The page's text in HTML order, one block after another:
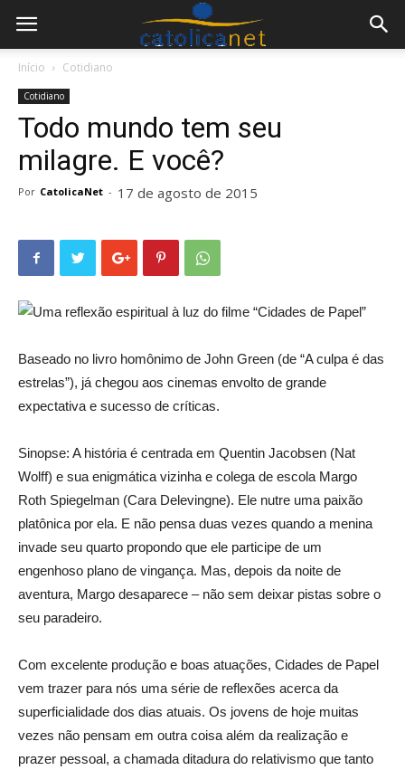
Início Cotidiano
Cotidiano
Todo mundo tem seu
milagre. E você?
Por CatolicaNet - 17 de agosto de 2015
Uma reflexão espiritual à luz do filme “Cidades de Papel”
Baseado no livro homônimo de John Green (de “A culpa é das
estrelas”), já chegou aos cinemas envolto de grande
expectativa e sucesso de críticas.
Sinopse: A história é centrada em Quentin Jacobsen (Nat
Wolff) e sua enigmática vizinha e colega de escola Margo
Roth Spiegelman (Cara Delevingne). Ele nutre uma paixão
platônica por ela. E não pensa duas vezes quando a menina
invade seu quarto propondo que ele participe de um
engenhoso plano de vingança. Mas, depois da noite de
aventura, Margo desaparece – não sem deixar pistas sobre o
seu paradeiro.
Com excelente produção e boas atuações, Cidades de Papel
vem trazer para nós uma série de reflexões acerca da
superficialidade dos dias atuais. Os jovens de hoje muitas
vezes não pensam em outra coisa além da realização e
prazer pessoal, a chamada ditadura do relativismo que tanto